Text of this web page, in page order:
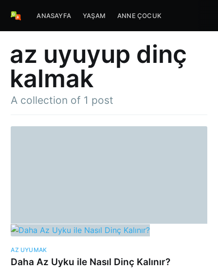
ANASAYFA YAŞAM ANNE ÇOCUK
az uyuyup dinç
kalmak
A collection of 1 post
AZ UYUMAK
Daha Az Uyku ile Nasıl Dinç Kalınır?